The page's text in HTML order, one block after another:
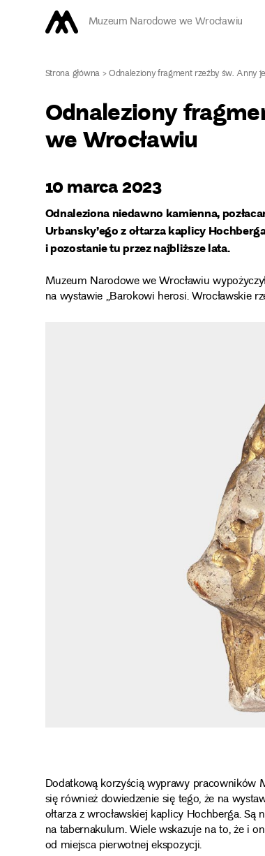
Muzeum Narodowe we Wrocławiu
Strona główna>Odnaleziony fragment rzeźby św. Anny
Odnaleziony
we Wrocławiu
10 marca 2023
Odnaleziona niedawno kamienna,
Urbansky’ego z ołtarza kaplicy
i pozostanie tu przez najbliższe lata.
Muzeum Narodowe we Wrocławiu
na wystawie „Barokowi herosi. Wrocławskie
Dodatkową korzyścią wyprawy pracowników
się również dowiedzenie się tego, że na
ołtarza z wrocławskiej kaplicy Hochberga.
na tabernakulum. Wiele wskazuje na to, że i
od miejsca pierwotnej ekspozycji.